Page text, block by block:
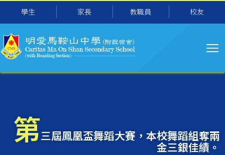
移至主內容
學生 家長 教職員 校友
导
航
第三屆鳳凰盃舞蹈大賽，本校舞蹈組奪兩
金三銀佳績。